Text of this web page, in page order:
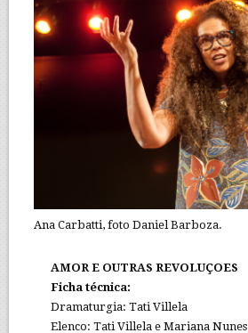
Ana Carbatti, foto Daniel Barboza.
AMOR E OUTRAS REVOLUÇOES
Ficha técnica:
Dramaturgia: Tati Villela
Elenco: Tati Villela e Mariana Nunes